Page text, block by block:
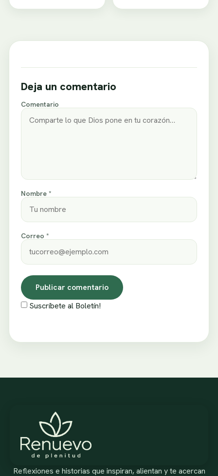
Deja un comentario
Comentario
Nombre *
Correo *
Suscríbete al Boletín!
Reflexiones e historias que inspiran, alientan y te acercan